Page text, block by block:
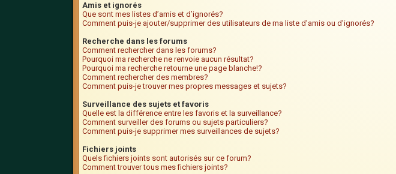
Amis et ignorés
Que sont mes listes d’amis et d’ignorés?
Comment puis-je ajouter/supprimer des utilisateurs de ma liste d’amis ou d’ignorés?
Recherche dans les forums
Comment rechercher dans les forums?
Pourquoi ma recherche ne renvoie aucun résultat?
Pourquoi ma recherche retourne une page blanche!?
Comment rechercher des membres?
Comment puis-je trouver mes propres messages et sujets?
Surveillance des sujets et favoris
Quelle est la différence entre les favoris et la surveillance?
Comment surveiller des forums ou sujets particuliers?
Comment puis-je supprimer mes surveillances de sujets?
Fichiers joints
Quels fichiers joints sont autorisés sur ce forum?
Comment trouver tous mes fichiers joints?